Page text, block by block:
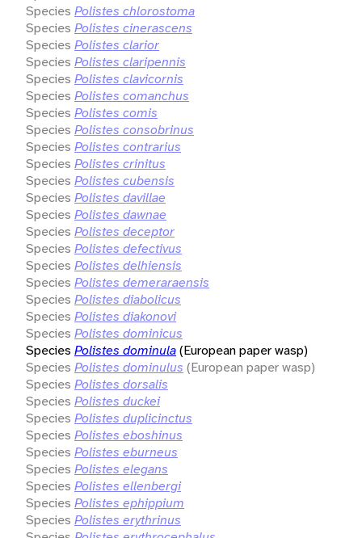
Species Polistes chlorostoma
Species Polistes cinerascens
Species Polistes clarior
Species Polistes claripennis
Species Polistes clavicornis
Species Polistes comanchus
Species Polistes comis
Species Polistes consobrinus
Species Polistes contrarius
Species Polistes crinitus
Species Polistes cubensis
Species Polistes davillae
Species Polistes dawnae
Species Polistes deceptor
Species Polistes defectivus
Species Polistes delhiensis
Species Polistes demeraraensis
Species Polistes diabolicus
Species Polistes diakonovi
Species Polistes dominicus
Species Polistes dominula(European paper wasp)
Species Polistes dominulus (European paper wasp)
Species Polistes dorsalis
Species Polistes duckei
Species Polistes duplicinctus
Species Polistes eboshinus
Species Polistes eburneus
Species Polistes elegans
Species Polistes ellenbergi
Species Polistes ephippium
Species Polistes erythrinus